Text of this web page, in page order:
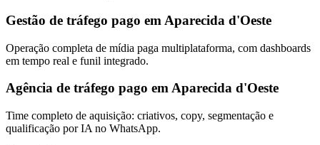
Gestão de tráfego pago em Aparecida d'Oeste
Operação completa de mídia paga multiplataforma, com dashboards
em tempo real e funil integrado.
Agência de tráfego pago em Aparecida d'Oeste
Time completo de aquisição: criativos, copy, segmentação e
qualificação por IA no WhatsApp.